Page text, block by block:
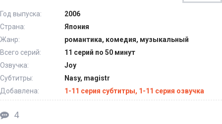
Год выпуска:
2006
Страна:
Япония
Жанр:
романтика, комедия, музыкальный
Всего серий:
11 серий по 50 минут
Озвучка:
Joy
Субтитры:
Nasy, magistr
Добавлена:
1-11 серия субтитры, 1-11 серия озвучка
4